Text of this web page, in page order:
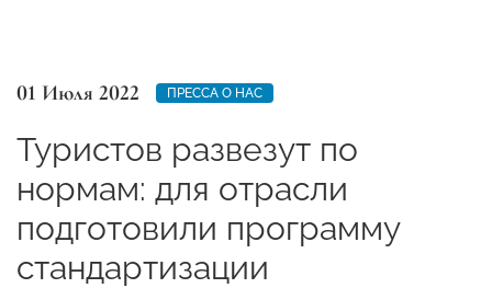
01 Июля 2022 ПРЕССА О НАС
Туристов развезут по
нормам: для отрасли
подготовили программу
стандартизации